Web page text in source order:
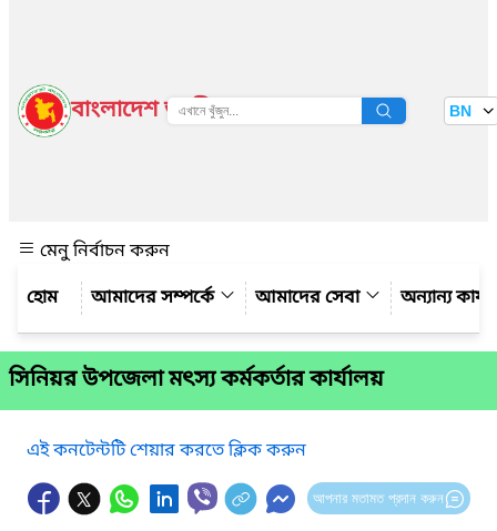
বাংলাদেশ জাতীয় তথ্য বাতায়ন BN
মেনু নির্বাচন করুন
আমাদের সম্পর্কে
আমাদের সেবা অন্যান্য
সিনিয়র উপজেলা মৎস্য কর্মকর্তার কার্যালয়
এই কনটেন্টটি শেয়ার করতে ক্লিক করুন
আপনার মতামত প্রদান করুন